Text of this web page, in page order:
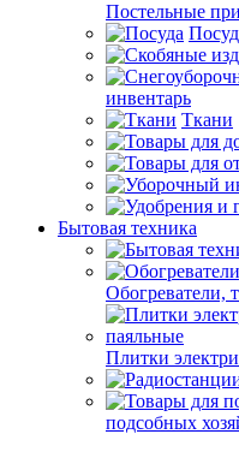
Постельные
инвентарь
Ткани
Бытовая техника
Обогреватели,
Плитки
подсобных